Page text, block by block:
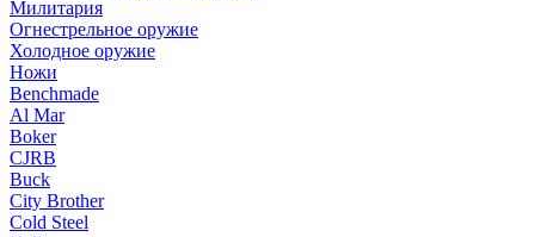
Милитария
Огнестрельное оружие
Холодное оружие
Ножи
Benchmade
Al Mar
Boker
CJRB
Buck
City Brother
Cold Steel